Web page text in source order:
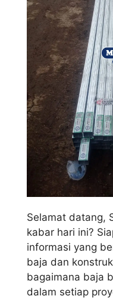
Selamat datang,
kabar hari ini?
informasi yang
baja dan
bagaimana baja
dalam setiap